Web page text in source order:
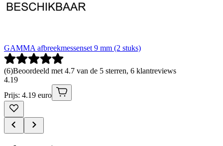
GAMMA afbreekmessenset 9 mm (2 stuks)
(6)Beoordeeld met 4.7 van de 5 sterren, 6 klantreviews
4.19
Prijs: 4.19 euro